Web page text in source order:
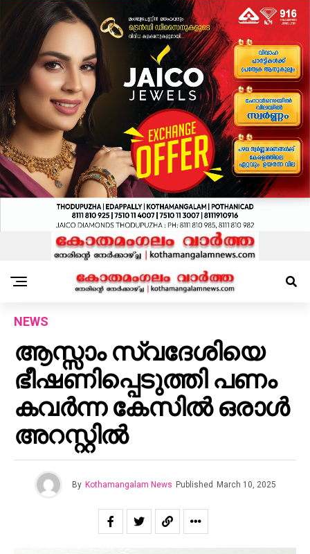
NEWS
ആസ്സാം സ്വദേശിയെ
ഭീഷണിപ്പെടുത്തി പണം
കവർന്ന കേസിൽ ഒരാൾ
അറസ്റ്റിൽ
By Kothamangalam News Published March 10, 2025